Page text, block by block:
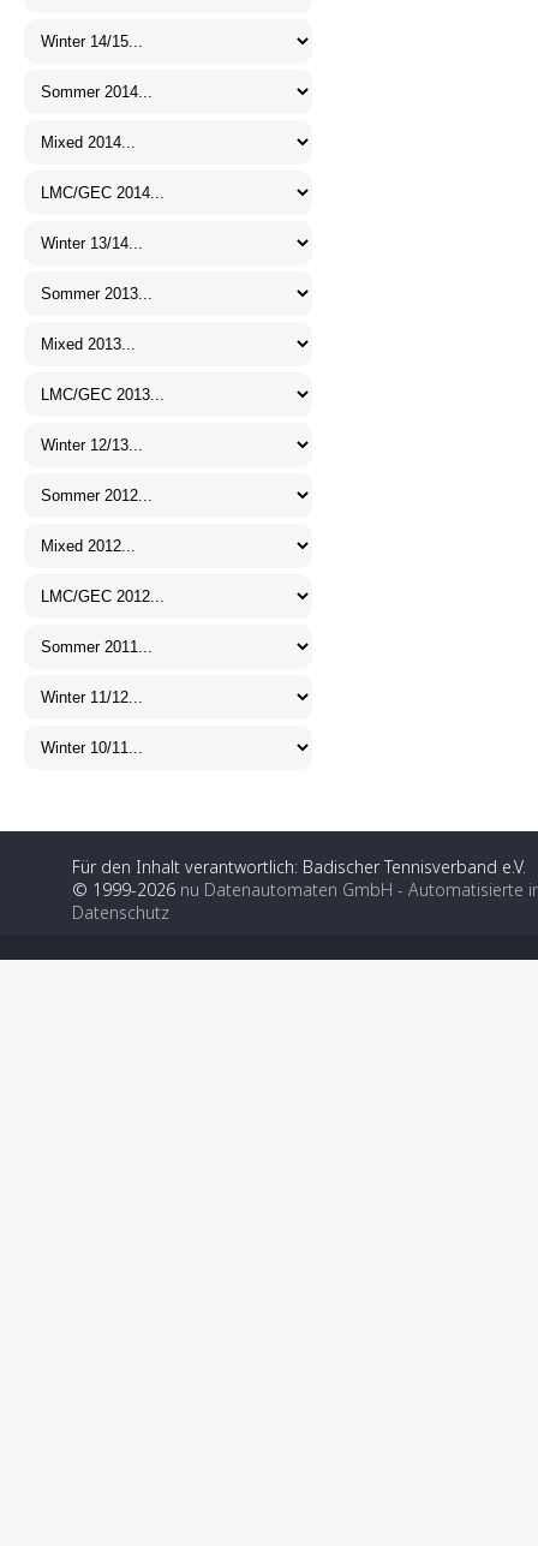
Für den Inhalt verantwortlich: Badischer Tennisverband e.V.
© 1999-2026 nu Datenautomaten GmbH - Automatisierte
Datenschutz